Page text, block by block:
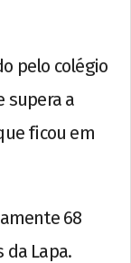
pelo colégio
supera a
ficou em
68
da Lapa.